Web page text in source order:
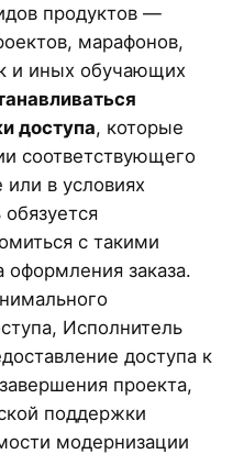
продуктов —
марафонов,
и иных обучающих
доступа, которые
соответствующего
в условиях
с такими
заказа.
Исполнитель
доступа к
проекта,
поддержки
модернизации